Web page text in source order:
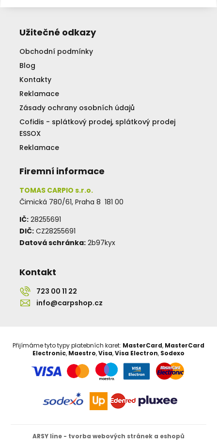
Užitečné odkazy
Obchodní podmínky
Blog
Kontakty
Reklamace
Zásady ochrany osobních údajů
Cofidis - splátkový prodej, splátkový prodej
ESSOX
Reklamace
Firemní informace
TOMAS CARPIO s.r.o.
Čimická 780/61, Praha 8 181 00
IČ: 28255691
DIČ: CZ28255691
Datová schránka: 2b97kyx
Kontakt
723 00 11 22
info@carpshop.cz
Přijímáme tyto typy platebních karet: MasterCard, MasterCard
Electronic, Maestro,Visa,Visa Electron, Sodexo
ARSY line - tvorba webových stránek a eshopů